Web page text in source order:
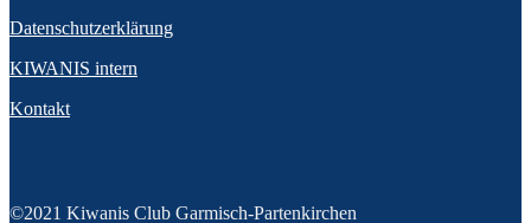
Datenschutzerklärung
KIWANIS intern
Kontakt
©2021 Kiwanis Club Garmisch-Partenkirchen